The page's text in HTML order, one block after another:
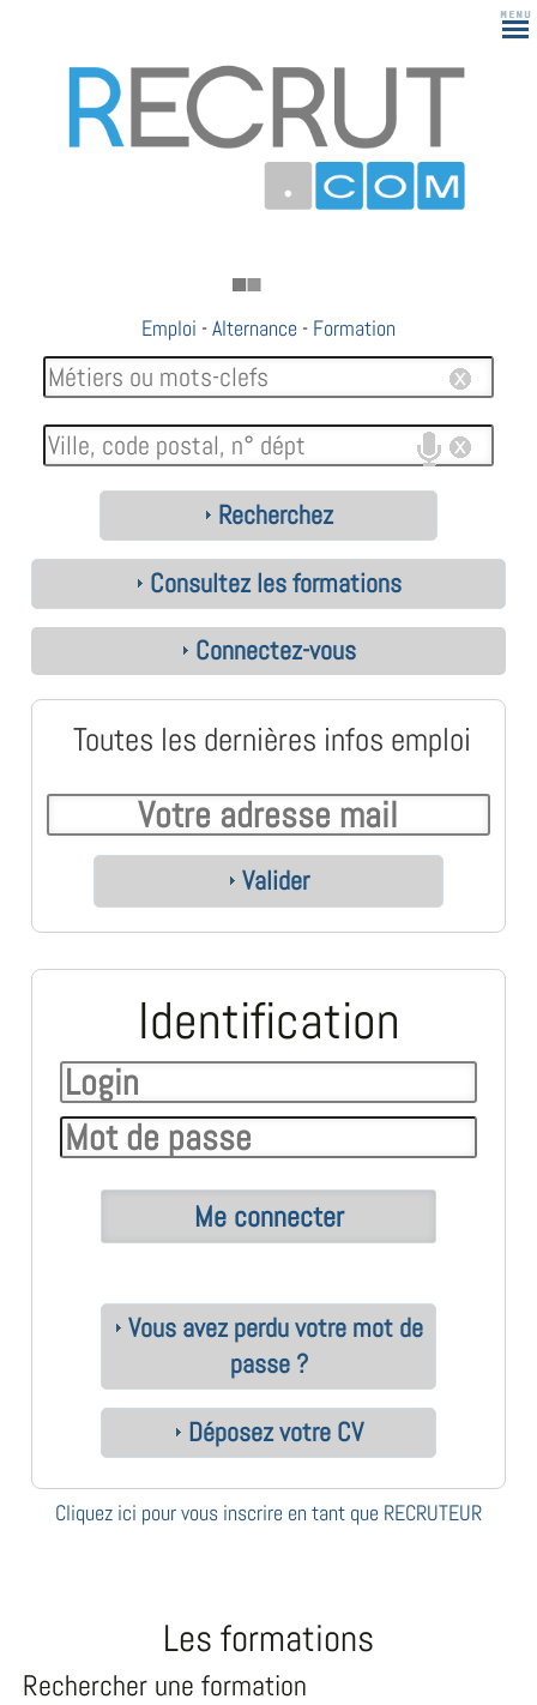
Emploi -Alternance - Formation
Recherchez
Consultez les formations
Connectez-vous
Toutes les dernières infos emploi
Valider
Identification
Vous avez perdu votre mot de
passe ?
Déposez votre CV
Cliquez ici pour vous inscrire en tant que RECRUTEUR
Les formations
Rechercher une formation